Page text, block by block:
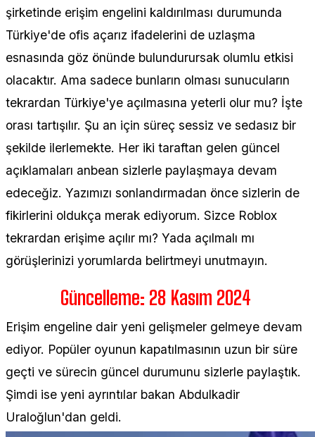
şirketinde erişim engelini kaldırılması durumunda
Türkiye'de ofis açarız ifadelerini de uzlaşma
esnasında göz önünde bulundurursak olumlu etkisi
olacaktır. Ama sadece bunların olması sunucuların
tekrardan Türkiye'ye açılmasına yeterli olur mu? İşte
orası tartışılır. Şu an için süreç sessiz ve sedasız bir
şekilde ilerlemekte. Her iki taraftan gelen güncel
açıklamaları anbean sizlerle paylaşmaya devam
edeceğiz. Yazımızı sonlandırmadan önce sizlerin de
fikirlerini oldukça merak ediyorum. Sizce Roblox
tekrardan erişime açılır mı? Yada açılmalı mı
görüşlerinizi yorumlarda belirtmeyi unutmayın.
Güncelleme: 28 Kasım 2024
Erişim engeline dair yeni gelişmeler gelmeye devam
ediyor. Popüler oyunun kapatılmasının uzun bir süre
geçti ve sürecin güncel durumunu sizlerle paylaştık.
Şimdi ise yeni ayrıntılar bakan Abdulkadir
Uraloğlun'dan geldi.